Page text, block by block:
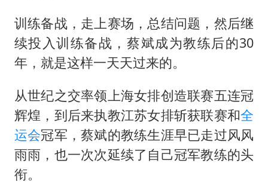
训练备战，走上赛场，总结问题，然后继
续投入训练备战，蔡斌成为教练后的30
年，就是这样一天天过来的。
从世纪之交率领上海女排创造联赛五连冠
辉煌，到后来执教江苏女排斩获联赛和全
运会冠军，蔡斌的教练生涯早已走过风风
雨雨，也一次次延续了自己冠军教练的头
衔。